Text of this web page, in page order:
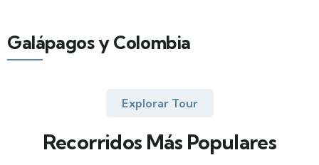
Galápagos y Colombia
Explorar Tour
Recorridos Más Populares